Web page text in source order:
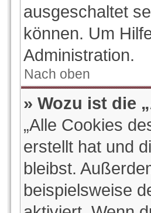
ausgeschaltet
können. Um
Administration.
Nach oben
» Wozu ist die
„Alle Cookies
erstellt hat und
bleibst.
beispielsweise